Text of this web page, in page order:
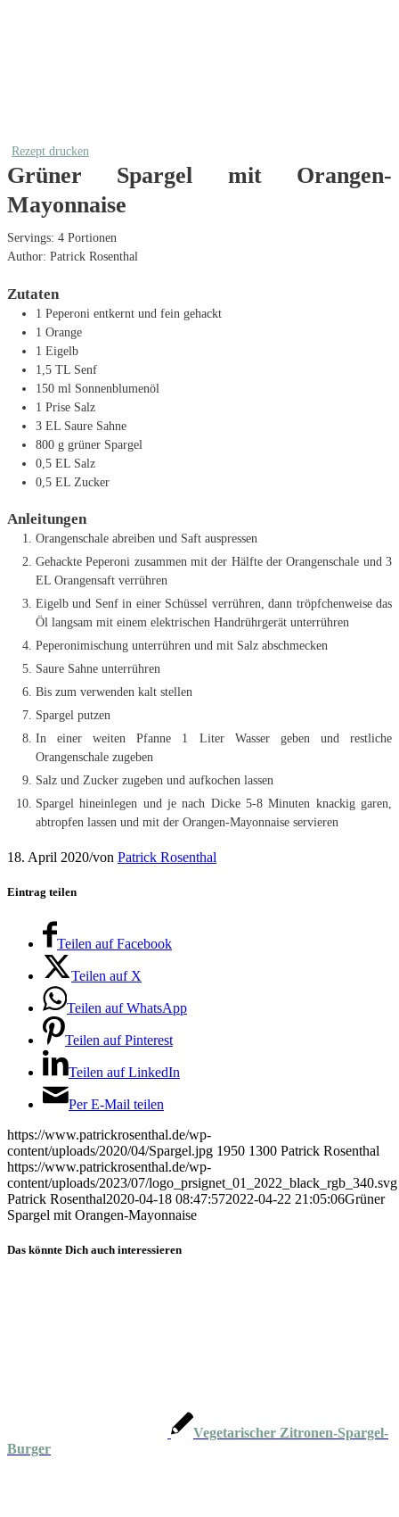
Rezept drucken
Grüner Spargel mit Orangen-
Mayonnaise
Servings: 4 Portionen
Author: Patrick Rosenthal
Zutaten
1 Peperoni entkernt und fein gehackt
1 Orange
1 Eigelb
1,5 TL Senf
150 ml Sonnenblumenöl
1 Prise Salz
3 EL Saure Sahne
800 g grüner Spargel
0,5 EL Salz
0,5 EL Zucker
Anleitungen
Orangenschale abreiben und Saft auspressen
Gehackte Peperoni zusammen mit der Hälfte der Orangenschale und 3
EL Orangensaft verrühren
Eigelb und Senf in einer Schüssel verrühren, dann tröpfchenweise das
Öl langsam mit einem elektrischen Handrührgerät unterrühren
Peperonimischung unterrühren und mit Salz abschmecken
Saure Sahne unterrühren
Bis zum verwenden kalt stellen
Spargel putzen
In einer weiten Pfanne 1 Liter Wasser geben und restliche
Orangenschale zugeben
Salz und Zucker zugeben und aufkochen lassen
Spargel hineinlegen und je nach Dicke 5-8 Minuten knackig garen,
abtropfen lassen und mit der Orangen-Mayonnaise servieren
18. April 2020/von Patrick Rosenthal
Eintrag teilen
Teilen auf Facebook
Teilen auf X
Teilen auf WhatsApp
Teilen auf Pinterest
Teilen auf LinkedIn
Per E-Mail teilen
https://www.patrickrosenthal.de/wp-
content/uploads/2020/04/Spargel.jpg 1950 1300 Patrick Rosenthal
https://www.patrickrosenthal.de/wp-
content/uploads/2023/07/logo_prsignet_01_2022_black_rgb_340.svg
Patrick Rosenthal2020-04-18 08:47:572022-04-22 21:05:06Grüner
Spargel mit Orangen-Mayonnaise
Das könnte Dich auch interessieren
Vegetarischer Zitronen-Spargel-
Burger